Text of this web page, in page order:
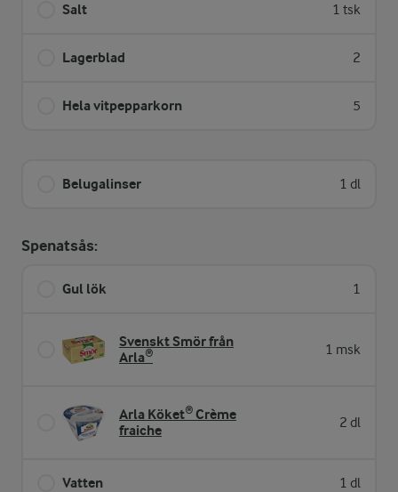
Salt 1 tsk
Lagerblad 2
Hela vitpepparkorn 5
Belugalinser 1 dl
Spenatsås:
Gul lök 1
Svenskt Smör från
Arla®
1 msk
Arla Köket® Crème
fraiche
2 dl
Vatten 1 dl